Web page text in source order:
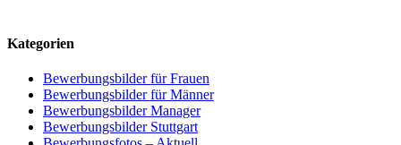
Kategorien
Bewerbungsbilder für Frauen
Bewerbungsbilder für Männer
Bewerbungsbilder Manager
Bewerbungsbilder Stuttgart